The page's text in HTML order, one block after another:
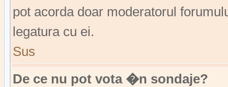
pot acorda doar moderatorul
legatura cu ei.
Sus
De ce nu pot vota �n sondaje?